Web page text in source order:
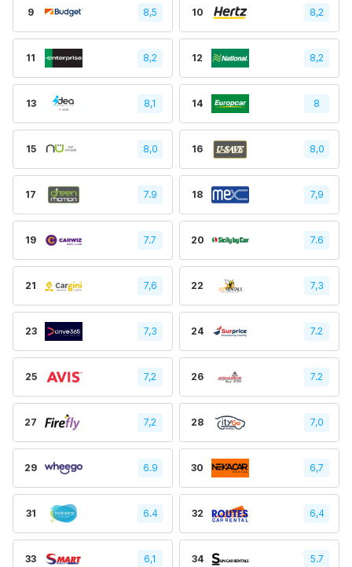
9 8,5 10 8,2
11 8,2 12 8,2
13 8,1 14 8
15 8,0 16 8,0
17 7.9 18 7,9
19 7.7 20 7.6
21 7,6 22 7,3
23 7,3 24 7.2
25 7,2 26 7.2
27 7,2 28 7,0
29 6.9 30 6,7
31 6.4 32 6,4
33 6,1 34 5.7